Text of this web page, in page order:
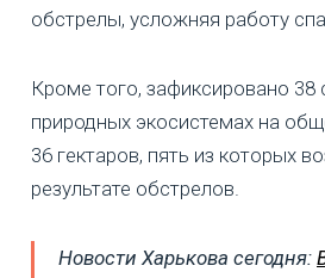
обстрелы, усложняя работу
Кроме того, зафиксировано 38
природных экосистемах на
36 гектаров, пять из которых
результате обстрелов.
Новости Харькова сегодня: